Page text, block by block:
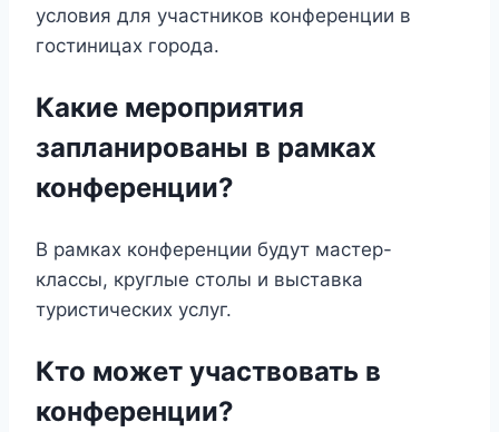
условия для участников конференции в
гостиницах города.
Какие мероприятия
запланированы в рамках
конференции?
В рамках конференции будут мастер-
классы, круглые столы и выставка
туристических услуг.
Кто может участвовать в
конференции?